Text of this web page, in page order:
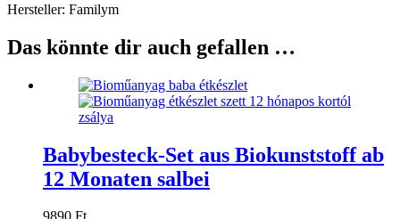
Hersteller: Familym
Das könnte dir auch gefallen …
Babybesteck-Set aus Biokunststoff ab
12 Monaten salbei